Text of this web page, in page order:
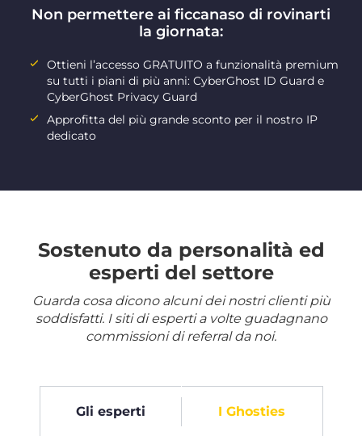
Non permettere ai ficcanaso di rovinarti
la giornata:
Ottieni l’accesso GRATUITO a funzionalità premium
su tutti i piani di più anni: CyberGhost ID Guard e
CyberGhost Privacy Guard
Approfitta del più grande sconto per il nostro IP
dedicato
Sostenuto da personalità ed
esperti del settore
Guarda cosa dicono alcuni dei nostri clienti più
soddisfatti. I siti di esperti a volte guadagnano
commissioni di referral da noi.
Gli esperti I Ghosties